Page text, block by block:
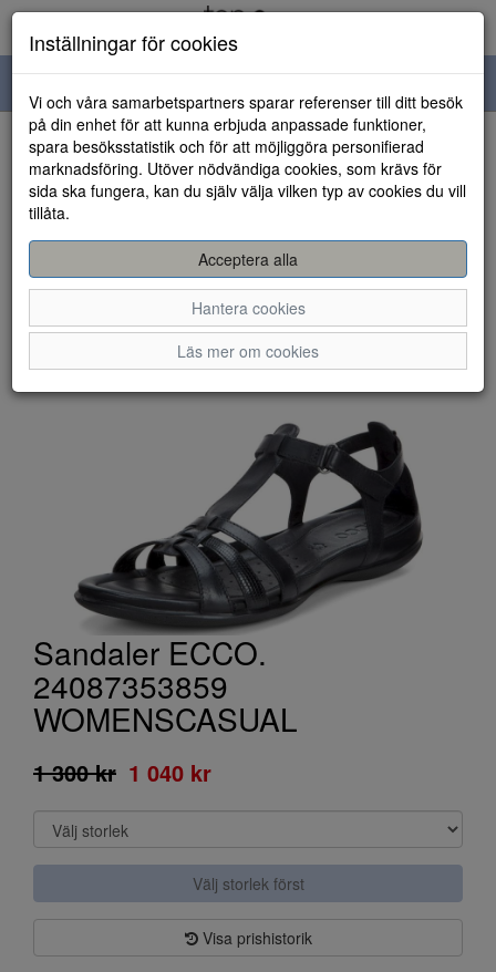
navigation
HEM
Sandaler ECCO.
24087353859
WOMENSCASUAL
1 300 kr 1 040 kr
Välj storlek först
Visa prishistorik
Inställningar för cookies
Vi och våra samarbetspartners sparar referenser till ditt besök
på din enhet för att kunna erbjuda anpassade funktioner,
spara besöksstatistik och för att möjliggöra personifierad
marknadsföring. Utöver nödvändiga cookies, som krävs för
sida ska fungera, kan du själv välja vilken typ av cookies du vill
tillåta.
Acceptera alla
Hantera cookies
Läs mer om cookies